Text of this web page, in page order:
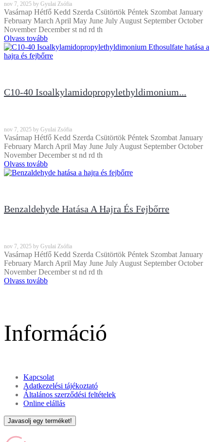
nov 7, 2025 by Gyulai Zsófia
Vasárnap Hétfő Kedd Szerda Csütörtök Péntek Szombat January
February March April May June July August September October
November December st nd rd th
Olvass tovább
C10-40 Isoalkylamidopropylethyldimonium...
nov 7, 2025 by Gyulai Zsófia
Vasárnap Hétfő Kedd Szerda Csütörtök Péntek Szombat January
February March April May June July August September October
November December st nd rd th
Olvass tovább
Benzaldehyde Hatása A Hajra És Fejbőrre
nov 7, 2025 by Gyulai Zsófia
Vasárnap Hétfő Kedd Szerda Csütörtök Péntek Szombat January
February March April May June July August September October
November December st nd rd th
Olvass tovább
Információ
Kapcsolat
Adatkezelési tájékoztató
Általános szerződési feltételek
Online elállás
Javasolj egy terméket!